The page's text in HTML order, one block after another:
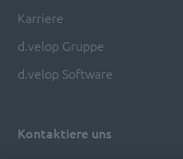
Karriere
d.velop Gruppe
d.velop Software
Kontaktiere uns